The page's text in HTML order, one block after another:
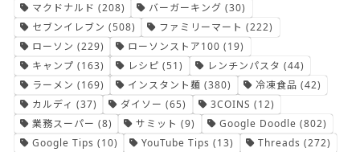
マクドナルド (208) バーガーキング (30)
セブンイレブン (508) ファミリーマート (222)
ローソン (229) ローソンストア100 (19)
キャンプ (163) レシピ (51) レンチンパスタ (44)
ラーメン (169) インスタント麺 (380) 冷凍食品 (42)
カルディ (37) ダイソー (65) 3COINS (12)
業務スーパー (8) サミット (9) Google Doodle (802)
Google Tips (10) YouTube Tips (13) Threads (272)